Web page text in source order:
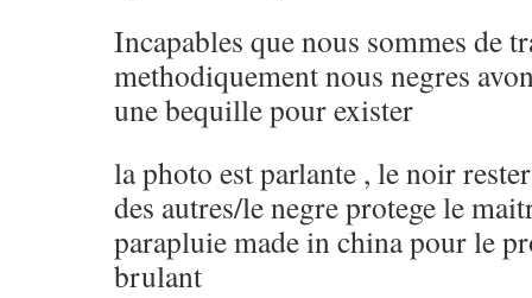
Incapables que nous sommes de
methodiquement nous negres
une bequille pour exister
la photo est parlante , le noir
des autres/le negre protege le
parapluie made in china pour le
brulant